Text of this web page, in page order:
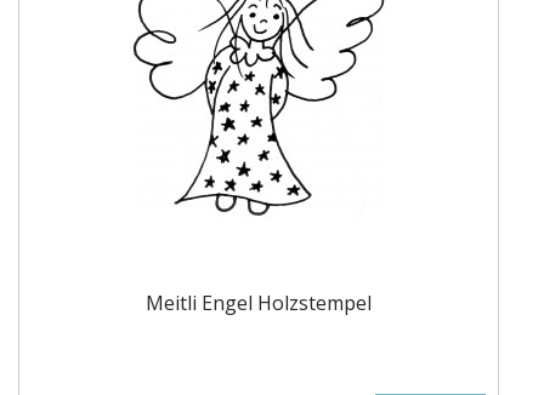
Meitli Engel Holzstempel